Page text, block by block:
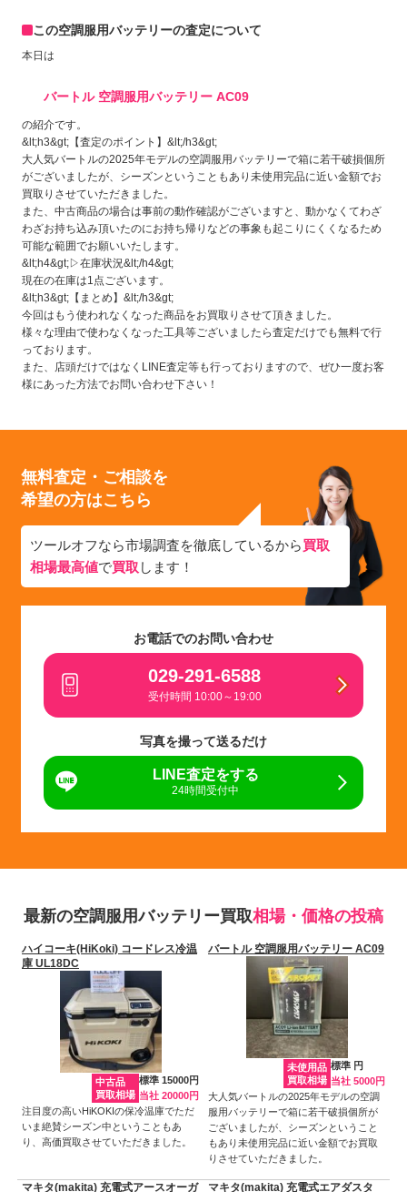
この空調服用バッテリーの査定について
本日は
バートル 空調服用バッテリー AC09
の紹介です。
&lt;h3&gt;【査定のポイント】&lt;/h3&gt;
大人気バートルの2025年モデルの空調服用バッテリーで箱に若干破損個所
がございましたが、シーズンということもあり未使用完品に近い金額でお
買取りさせていただきました。
また、中古商品の場合は事前の動作確認がございますと、動かなくてわざ
わざお持ち込み頂いたのにお持ち帰りなどの事象も起こりにくくなるため
可能な範囲でお願いいたします。
&lt;h4&gt;▷在庫状況&lt;/h4&gt;
現在の在庫は1点ございます。
&lt;h3&gt;【まとめ】&lt;/h3&gt;
今回はもう使われなくなった商品をお買取りさせて頂きました。
様々な理由で使わなくなった工具等ございましたら査定だけでも無料で行
っております。
また、店頭だけではなくLINE査定等も行っておりますので、ぜひ一度お客
様にあった方法でお問い合わせ下さい！
無料査定・ご相談を
希望の方はこちら
ツールオフなら市場調査を徹底しているから買取
相場最高値で買取 します！
お電話でのお問い合わせ
029-291-6588
受付時間 10:00～19:00
写真を撮って送るだけ
LINE査定をする
24時間受付中
最新の空調服用バッテリー買取相場・価格の投稿
ハイコーキ(HiKoki) コードレス冷温
庫 UL18DC
中古品
買取相場
標準 15000円
当社 20000円
注目度の高いHiKOKIの保冷温庫でただ
いま絶賛シーズン中ということもあ
り、高価買取させていただきました。
バートル 空調服用バッテリー AC09
未使用品
買取相場
標準 円
当社 5000円
大人気バートルの2025年モデルの空調
服用バッテリーで箱に若干破損個所が
ございましたが、シーズンということ
もあり未使用完品に近い金額でお買取
りさせていただきました。
マキタ(makita) 充電式アースオーガ
マキタ(makita) 充電式エアダスタ